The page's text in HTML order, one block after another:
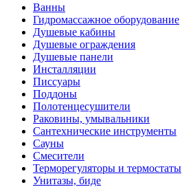
Ванны
Гидромассажное оборудование
Душевые кабины
Душевые ограждения
Душевые панели
Инсталляции
Писсуары
Поддоны
Полотенцесушители
Раковины, умывальники
Сантехнические инструменты
Сауны
Смесители
Терморегуляторы и термостаты
Унитазы, биде